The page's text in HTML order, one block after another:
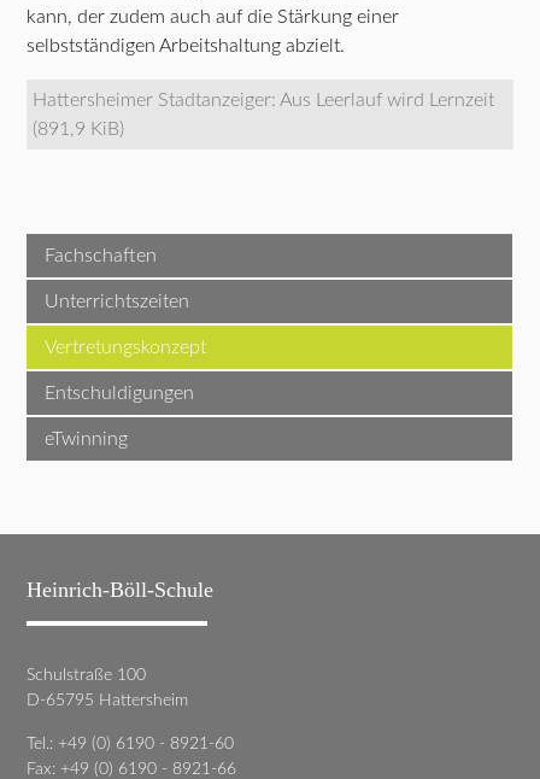
kann, der zudem auch auf die Stärkung einer
selbstständigen Arbeitshaltung abzielt.
Hattersheimer Stadtanzeiger: Aus Leerlauf wird Lernzeit
(891,9 KiB)
Fachschaften
Unterrichtszeiten
Vertretungskonzept
Entschuldigungen
eTwinning
Heinrich-Böll-Schule
Schulstraße 100
D-65795 Hattersheim
Tel.: +49 (0) 6190 - 8921-60
Fax: +49 (0) 6190 - 8921-66